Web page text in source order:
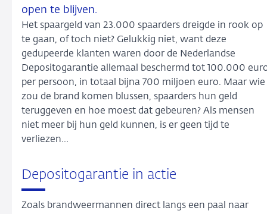
open te blijven.
Het spaargeld van 23.000 spaarders dreigde in rook op
te gaan, of toch niet? Gelukkig niet, want deze
gedupeerde klanten waren door de Nederlandse
Depositogarantie allemaal beschermd tot 100.000
per persoon, in totaal bijna 700 miljoen euro. Maar wie
zou de brand komen blussen, spaarders hun geld
teruggeven en hoe moest dat gebeuren? Als mensen
niet meer bij hun geld kunnen, is er geen tijd te
verliezen…
Depositogarantie in actie
Zoals brandweermannen direct langs een paal naar